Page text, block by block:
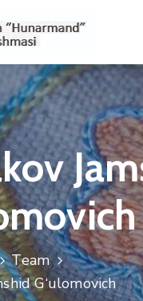
Team
G‘ulomovich